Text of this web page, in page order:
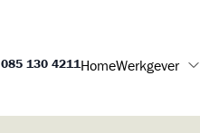
085 130 4211HomeWerkgever